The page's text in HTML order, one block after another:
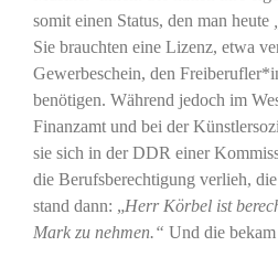
somit einen Status, den man heute
Sie brauchten eine Lizenz, etwa
Gewerbeschein, den
benötigen. Während jedoch im
Finanzamt und bei der
sie sich in der DDR einer
die Berufsberechtigung verlieh,
stand dann: „Herr Körbel ist
Mark zu nehmen.“ Und die